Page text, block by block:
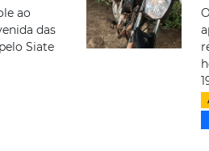
ao
das
Siate